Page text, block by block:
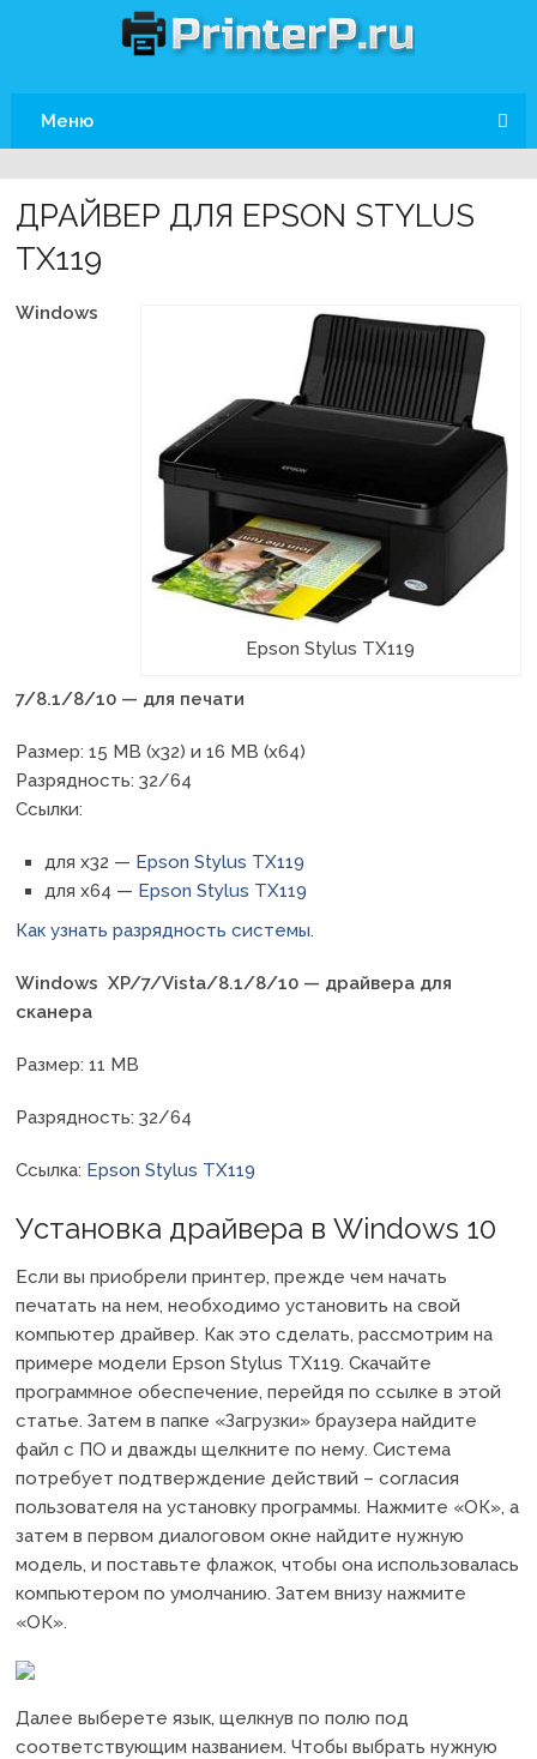
Меню
ДРАЙВЕР ДЛЯ EPSON STYLUS
TX119
Epson Stylus TX119
Windows
7/8.1/8/10 — для печати
Размер: 15 MB (x32) и 16 MB (x64)
Разрядность: 32/64
Ссылки:
для x32 — Epson Stylus TX119
для x64 — Epson Stylus TX119
Как узнать разрядность системы.
Windows XP/7/Vista/8.1/8/10 — драйвера для
сканера
Размер: 11 MB
Разрядность: 32/64
Ссылка: Epson Stylus TX119
Установка драйвера в Windows 10
Если вы приобрели принтер, прежде чем начать
печатать на нем, необходимо установить на свой
компьютер драйвер. Как это сделать, рассмотрим на
примере модели Epson Stylus TX119. Скачайте
программное обеспечение, перейдя по ссылке в этой
статье. Затем в папке «Загрузки» браузера найдите
файл с ПО и дважды щелкните по нему. Система
потребует подтверждение действий – согласия
пользователя на установку программы. Нажмите «ОК», а
затем в первом диалоговом окне найдите нужную
модель, и поставьте флажок, чтобы она использовалась
компьютером по умолчанию. Затем внизу нажмите
«ОК».
Далее выберете язык, щелкнув по полю под
соответствующим названием. Чтобы выбрать нужную